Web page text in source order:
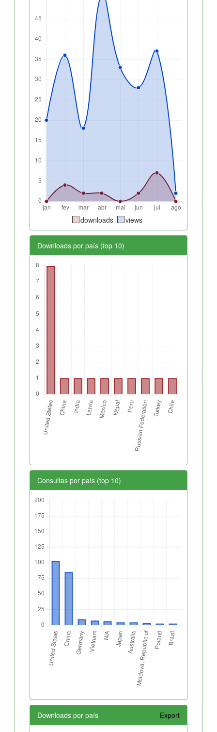
downloads views
Downloads por país (top 10)
Consultas por país (top 10)
Downloads por país Export